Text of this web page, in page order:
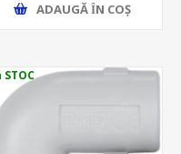
ADAUGĂ ȊN COŞ